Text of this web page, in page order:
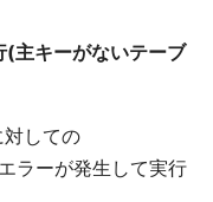
キーがないテーブ
しての
ラーが発生して実行